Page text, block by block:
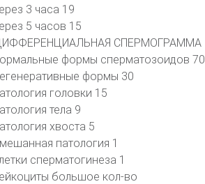
3 часа 19
5 часов 15
СПЕРМОГРАММА
формы сперматозоидов 70
формы 30
головки 15
тела 9
хвоста 5
патология 1
сперматогинеза 1
большое кол-во